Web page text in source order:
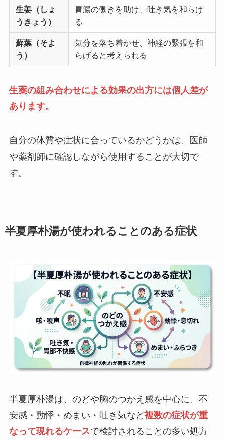
生姜（しょ
うきょう）
胃腸の働きを助け、吐き気を和らげ
る
蘇葉（そよ
う）
気分を落ち着かせ、神経の緊張を和
らげると考えられる
生薬の組み合わせによる効果の出方には個人差が
あります。
自分の体質や症状に合っているかどうかは、医師
や薬剤師に確認しながら使用することが大切で
す。
半夏厚朴湯が使われることのある症状
半夏厚朴湯は、のどや胸のつかえ感を中心に、不
安感・動悸・めまい・吐き気など複数の症状が重
なって現れるケースで検討されることの多い処方